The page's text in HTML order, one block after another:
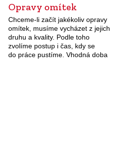
Opravy omítek
Chceme-li začít jakékoliv opravy
omítek, musíme vycházet z jejich
druhu a kvality. Podle toho
zvolíme postup i čas, kdy se
do práce pustíme. Vhodná doba